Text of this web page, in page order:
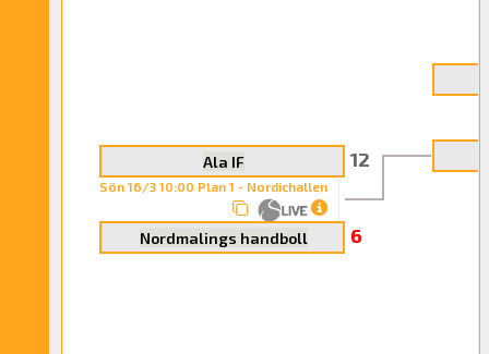
Ala IF 12
Sön 16/3 10:00 Plan 1 - Nordichallen
Nordmalings handboll 6